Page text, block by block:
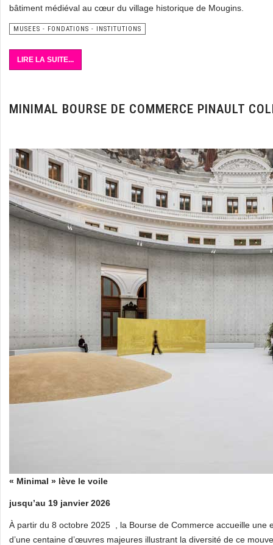
bâtiment médiéval au cœur du village historique de Mougins.
MUSEES - FONDATIONS - INSTITUTIONS
LIRE LA SUITE...
MINIMAL BOURSE DE COMMERCE PINAULT
« Minimal » lève le voile
jusqu’au 19 janvier 2026
À partir du 8 octobre 2025 , la Bourse de Commerce accueille une
d’une centaine d’œuvres majeures illustrant la diversité de ce